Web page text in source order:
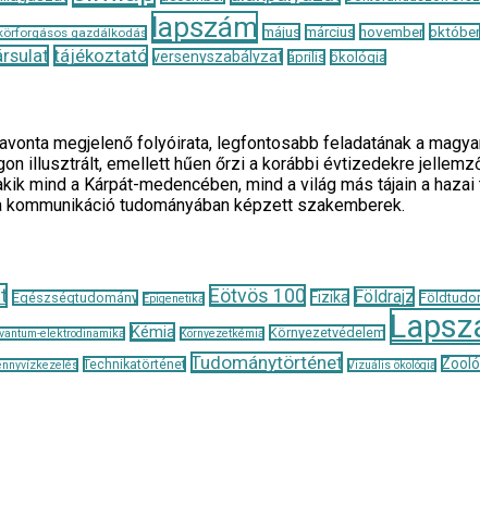
körforgásos gazdálkodás lapszám május március november október
tájékoztató versenyszabályzat április ökológia
megjelenő folyóirata, legfontosabb feladatának a
illusztrált, emellett hűen őrzi a korábbi évtizedekre
mind a Kárpát-medencében, mind a világ más tájain a
tudományában képzett szakemberek.
Egészségtudomány Epigenetika Eötvös 100 Fizika Földrajz
elektrodinamika Kémia Környezetkémia Környezetvédelem
Technikatörténet Tudománytörténet Vizuális ökológia